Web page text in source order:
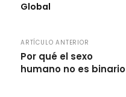
Global
ARTÍCULO ANTERIOR
Por qué el sexo
humano no es binario